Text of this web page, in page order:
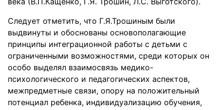
Следует отметить, что Г.Я.Трошиным были
выдвинуты и обоснованы основополагающие
принципы интеграционной работы с детьми с
ограниченными возможностями, среди которых он
особо выделял взаимосвязь медико-
психологического и педагогических аспектов,
межпредметные связи, опору на положительный
потенциал ребенка, индивидуализацию обучения,